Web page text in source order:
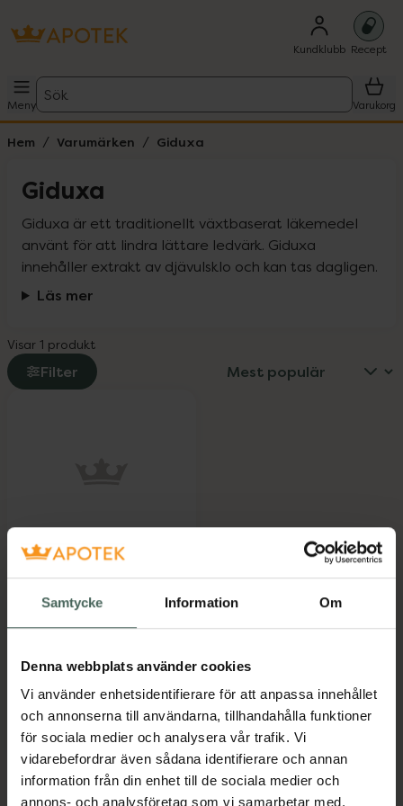
Samtycke Information Om
Denna webbplats använder cookies
Vi använder enhetsidentifierare för att anpassa innehållet
och annonserna till användarna, tillhandahålla funktioner
för sociala medier och analysera vår trafik. Vi
vidarebefordrar även sådana identifierare och annan
information från din enhet till de sociala medier och
annons- och analysföretag som vi samarbetar med.
Kundklubb Recept
Meny
Sök
Varukorg
Hem Varumärken Giduxa
Giduxa
Giduxa är ett traditionellt växtbaserat läkemedel
använt för att lindra lättare ledvärk. Giduxa
innehåller extrakt av djävulsklo och kan tas dagligen.
Läs mer
Visar 1 produkt
Filter
Giduxa
Övriga medel för
sjukdomar i
Pris online
289 kr
KöpGiduxa, 289 kr.